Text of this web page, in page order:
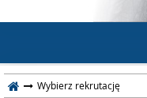
Wybierz rekrutację